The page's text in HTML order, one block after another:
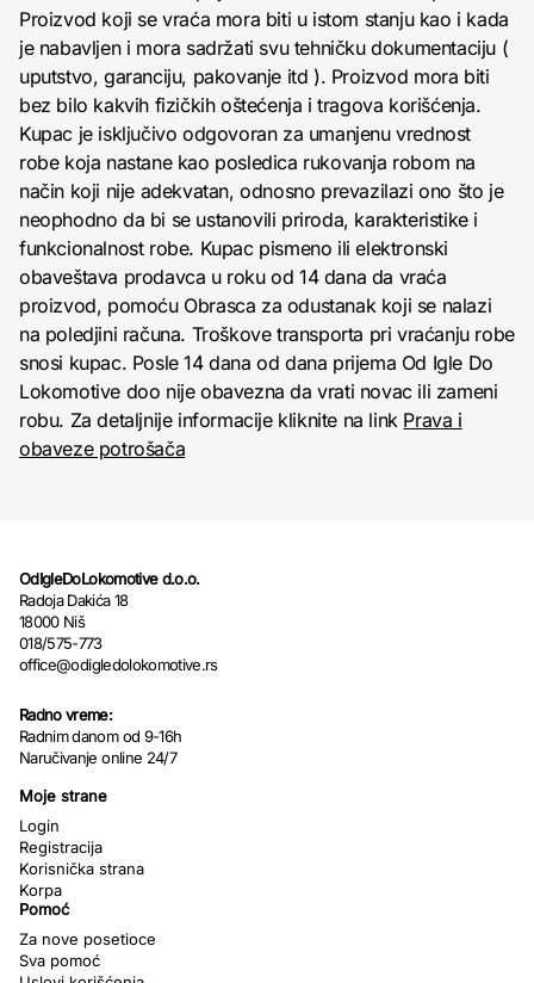
Proizvod koji se vraća mora biti u istom stanju kao i kada
je nabavljen i mora sadržati svu tehničku dokumentaciju (
uputstvo, garanciju, pakovanje itd ). Proizvod mora biti
bez bilo kakvih fizičkih oštećenja i tragova korišćenja.
Kupac je isključivo odgovoran za umanjenu vrednost
robe koja nastane kao posledica rukovanja robom na
način koji nije adekvatan, odnosno prevazilazi ono što je
neophodno da bi se ustanovili priroda, karakteristike i
funkcionalnost robe. Kupac pismeno ili elektronski
obaveštava prodavca u roku od 14 dana da vraća
proizvod, pomoću Obrasca za odustanak koji se nalazi
na poledjini računa. Troškove transporta pri vraćanju robe
snosi kupac. Posle 14 dana od dana prijema Od Igle Do
Lokomotive doo nije obavezna da vrati novac ili zameni
robu. Za detaljnije informacije kliknite na link Prava i
obaveze potrošača
OdIgleDoLokomotive d.o.o.
Radoja Dakića 18
18000 Niš
018/575-773
office@odigledolokomotive.rs
Radno vreme:
Radnim danom od 9-16h
Naručivanje online 24/7
Moje strane
Login
Registracija
Korisnička strana
Korpa
Pomoć
Za nove posetioce
Sva pomoć